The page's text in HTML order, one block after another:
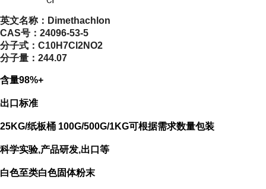
英文名称： Dimethachlon
CAS号： 24096-53-5
分子式： C10H7Cl2NO2
分子量： 244.07
含量98%+
出口标准
25KG/纸板桶 100G/500G/1KG可根据需求数量包装
科学实验,产品研发,出口等
白色至类白色固体粉末